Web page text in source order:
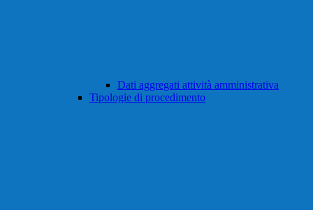
Dati aggregati attività amministrativa
Tipologie di procedimento